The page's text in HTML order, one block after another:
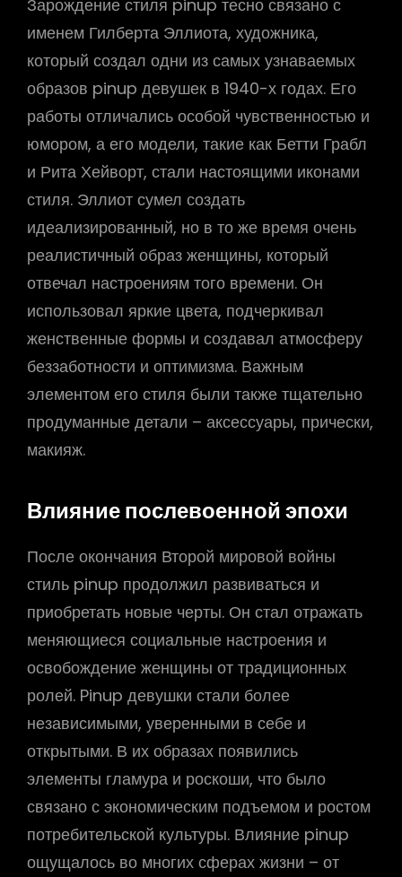
Зарождение стиля pinup тесно связано с
именем Гилберта Эллиота, художника,
который создал одни из самых узнаваемых
образов pinup девушек в 1940-х годах. Его
работы отличались особой чувственностью и
юмором, а его модели, такие как Бетти Грабл
и Рита Хейворт, стали настоящими иконами
стиля. Эллиот сумел создать
идеализированный, но в то же время очень
реалистичный образ женщины, который
отвечал настроениям того времени. Он
использовал яркие цвета, подчеркивал
женственные формы и создавал атмосферу
беззаботности и оптимизма. Важным
элементом его стиля были также тщательно
продуманные детали – аксессуары, прически,
макияж.
Влияние послевоенной эпохи
После окончания Второй мировой войны
стиль pinup продолжил развиваться и
приобретать новые черты. Он стал отражать
меняющиеся социальные настроения и
освобождение женщины от традиционных
ролей. Pinup девушки стали более
независимыми, уверенными в себе и
открытыми. В их образах появились
элементы гламура и роскоши, что было
связано с экономическим подъемом и ростом
потребительской культуры. Влияние pinup
ощущалось во многих сферах жизни – от